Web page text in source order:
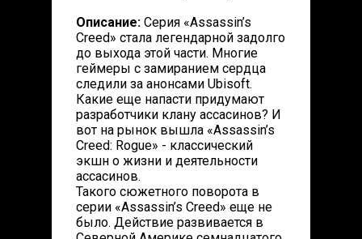
Описание: Серия «Assassin’s
Creed» стала легендарной задолго
до выхода этой части. Многие
геймеры с замиранием сердца
следили за анонсами Ubisoft.
Какие еще напасти придумают
разработчики клану ассасинов? И
вот на рынок вышла «Assassin’s
Creed: Rogue» - классический
экшн о жизни и деятельности
ассасинов.
Такого сюжетного поворота в
серии «Assassin’s Creed» еще не
было. Действие развивается в